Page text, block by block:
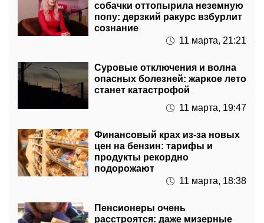
собачки оттопырила неземную
попу: дерзкий ракурс взбурлит
сознание
11 марта, 21:21
Суровые отключения и волна
опасных болезней: жаркое лето
станет катастрофой
11 марта, 19:47
Финансовый крах из-за новых
цен на бензин: тарифы и
продукты рекордно
подорожают
11 марта, 18:38
Пенсионеры очень
расстроятся: даже мизерные